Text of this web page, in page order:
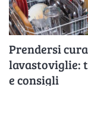
Prendersi
lavastoviglie:
e consigli